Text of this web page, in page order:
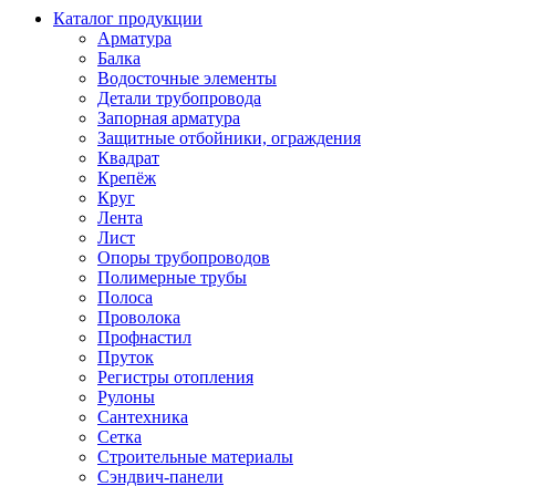
Каталог продукции
Арматура
Балка
Водосточные элементы
Детали трубопровода
Запорная арматура
Защитные отбойники, ограждения
Квадрат
Крепёж
Круг
Лента
Лист
Опоры трубопроводов
Полимерные трубы
Полоса
Проволока
Профнастил
Пруток
Регистры отопления
Рулоны
Сантехника
Сетка
Строительные материалы
Сэндвич-панели